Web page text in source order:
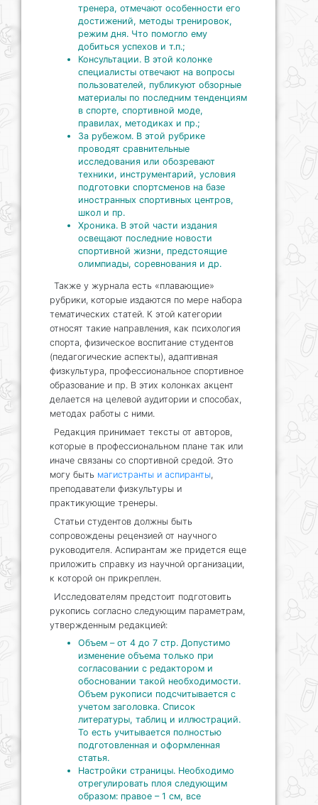
тренера, отмечают особенности его
достижений, методы тренировок,
режим дня. Что помогло ему
добиться успехов и т.п.;
Консультации. В этой колонке
специалисты отвечают на вопросы
пользователей, публикуют обзорные
материалы по последним тенденциям
в спорте, спортивной моде,
правилах, методиках и пр.;
За рубежом. В этой рубрике
проводят сравнительные
исследования или обозревают
техники, инструментарий, условия
подготовки спортсменов на базе
иностранных спортивных центров,
школ и пр.
Хроника. В этой части издания
освещают последние новости
спортивной жизни, предстоящие
олимпиады, соревнования и др.
Также у журнала есть «плавающие»
рубрики, которые издаются по мере набора
тематических статей. К этой категории
относят такие направления, как психология
спорта, физическое воспитание студентов
(педагогические аспекты), адаптивная
физкультура, профессиональное спортивное
образование и пр. В этих колонках акцент
делается на целевой аудитории и способах,
методах работы с ними.
Редакция принимает тексты от авторов,
которые в профессиональном плане так или
иначе связаны со спортивной средой. Это
могу быть магистранты и аспиранты,
преподаватели физкультуры и
практикующие тренеры.
Статьи студентов должны быть
сопровождены рецензией от научного
руководителя. Аспирантам же придется еще
приложить справку из научной организации,
к которой он прикреплен.
Исследователям предстоит подготовить
рукопись согласно следующим параметрам,
утвержденным редакцией:
Объем – от 4 до 7 стр. Допустимо
изменение объема только при
согласовании с редактором и
обосновании такой необходимости.
Объем рукописи подсчитывается с
учетом заголовка. Список
литературы, таблиц и иллюстраций.
То есть учитывается полностью
подготовленная и оформленная
статья.
Настройки страницы. Необходимо
отрегулировать плоя следующим
образом: правое – 1 см, все